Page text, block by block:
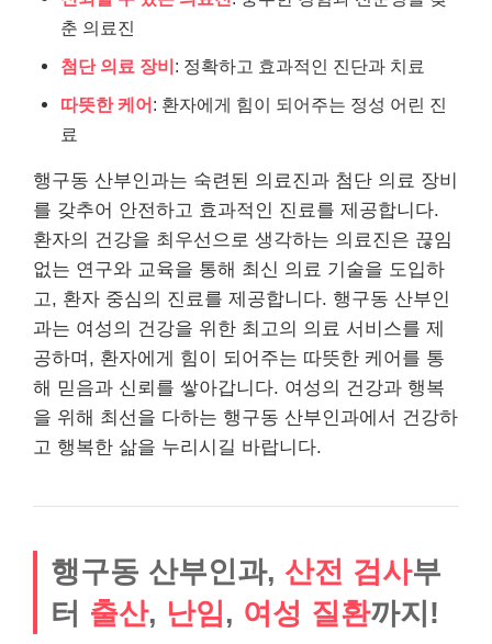
춘 의료진
첨단 의료 장비: 정확하고 효과적인 진단과 치료
따뜻한 케어: 환자에게 힘이 되어주는 정성 어린 진
료
행구동 산부인과는 숙련된 의료진과 첨단 의료 장비
를 갖추어 안전하고 효과적인 진료를 제공합니다.
환자의 건강을 최우선으로 생각하는 의료진은 끊임
없는 연구와 교육을 통해 최신 의료 기술을 도입하
고, 환자 중심의 진료를 제공합니다. 행구동 산부인
과는 여성의 건강을 위한 최고의 의료 서비스를 제
공하며, 환자에게 힘이 되어주는 따뜻한 케어를 통
해 믿음과 신뢰를 쌓아갑니다. 여성의 건강과 행복
을 위해 최선을 다하는 행구동 산부인과에서 건강하
고 행복한 삶을 누리시길 바랍니다.
행구동 산부인과, 산전 검사부
터 출산, 난임, 여성 질환까지!